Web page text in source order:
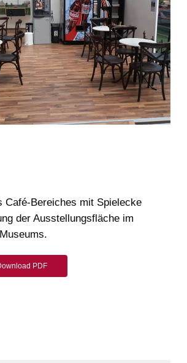
Café-Bereiches mit Spielecke
der Ausstellungsfläche im
PDF